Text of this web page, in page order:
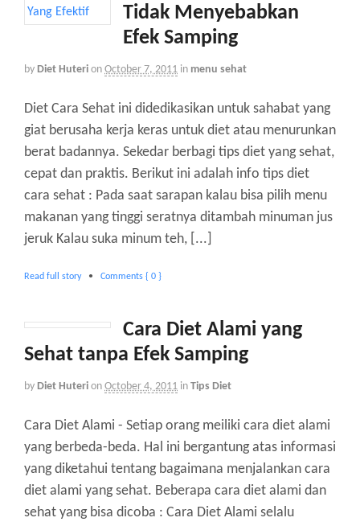
Tidak Menyebabkan
Efek Samping
by Diet Huteri on October 7, 2011 in menu sehat
Diet Cara Sehat ini didedikasikan untuk sahabat yang
giat berusaha kerja keras untuk diet atau menurunkan
berat badannya. Sekedar berbagi tips diet yang sehat,
cepat dan praktis. Berikut ini adalah info tips diet
cara sehat : Pada saat sarapan kalau bisa pilih menu
makanan yang tinggi seratnya ditambah minuman jus
jeruk Kalau suka minum teh, [...]
Read full story • Comments { 0 }
Cara Diet Alami yang
Sehat tanpa Efek Samping
by Diet Huteri on October 4, 2011 in Tips Diet
Cara Diet Alami - Setiap orang meiliki cara diet alami
yang berbeda-beda. Hal ini bergantung atas informasi
yang diketahui tentang bagaimana menjalankan cara
diet alami yang sehat. Beberapa cara diet alami dan
sehat yang bisa dicoba : Cara Diet Alami selalu